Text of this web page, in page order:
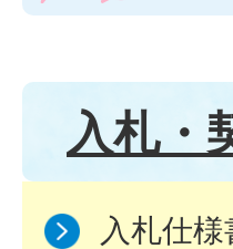
入札・
入札仕